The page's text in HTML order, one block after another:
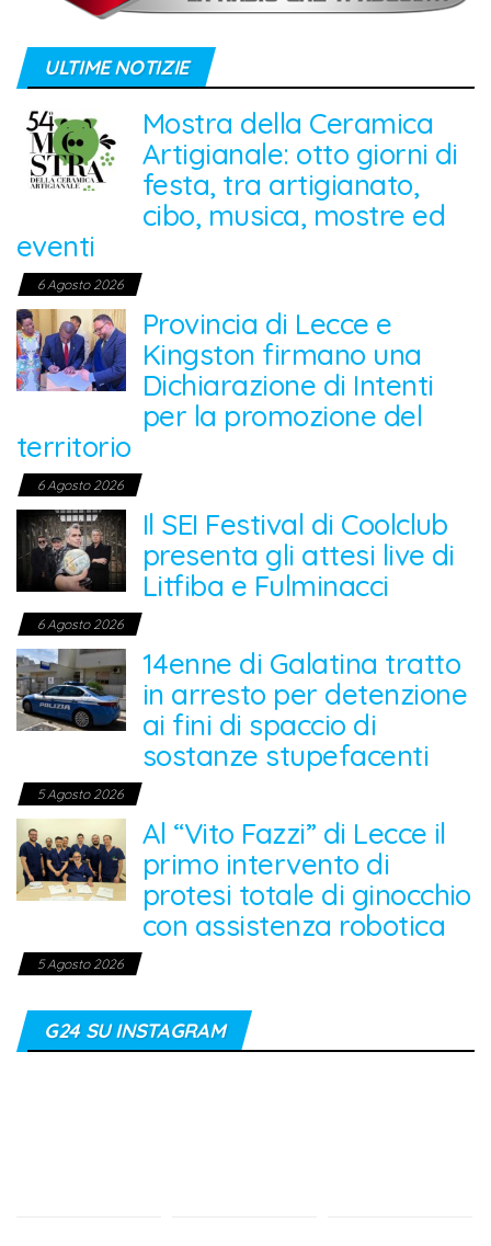
ULTIME NOTIZIE
Mostra della Ceramica
Artigianale: otto giorni di
festa, tra artigianato,
cibo, musica, mostre ed
eventi
6 Agosto 2026
Provincia di Lecce e
Kingston firmano una
Dichiarazione di Intenti
per la promozione del
territorio
6 Agosto 2026
Il SEI Festival di Coolclub
presenta gli attesi live di
Litfiba e Fulminacci
6 Agosto 2026
14enne di Galatina tratto
in arresto per detenzione
ai fini di spaccio di
sostanze stupefacenti
5 Agosto 2026
Al “Vito Fazzi” di Lecce il
primo intervento di
protesi totale di ginocchio
con assistenza robotica
5 Agosto 2026
G24 SU INSTAGRAM